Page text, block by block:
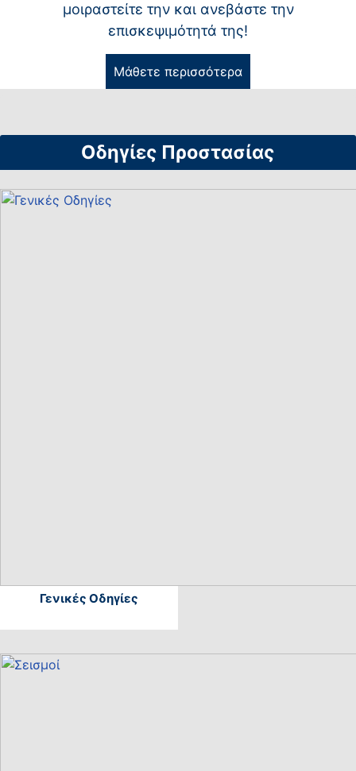
μοιραστείτε την και ανεβάστε την
επισκεψιμότητά της!
Μάθετε περισσότερα
Οδηγίες Προστασίας
Γενικές Οδηγίες